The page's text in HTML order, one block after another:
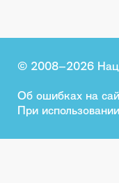
© 2008–2026
Об ошибках на
При